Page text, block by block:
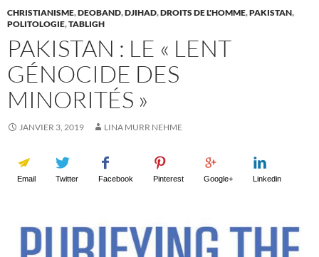
CHRISTIANISME,DEOBAND,DJIHAD,DROITS DE L'HOMME,PAKISTAN,
POLITOLOGIE,TABLIGH
PAKISTAN : LE « LENT
GÉNOCIDE DES
MINORITÉS »
JANVIER 3, 2019 LINA MURR NEHME
Email Twitter Facebook Pinterest Google+ Linkedin